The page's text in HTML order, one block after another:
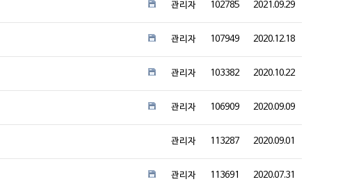
관리자 102785 2021.09.29
관리자 107949 2020.12.18
관리자 103382 2020.10.22
관리자 106909 2020.09.09
관리자 113287 2020.09.01
관리자 113691 2020.07.31